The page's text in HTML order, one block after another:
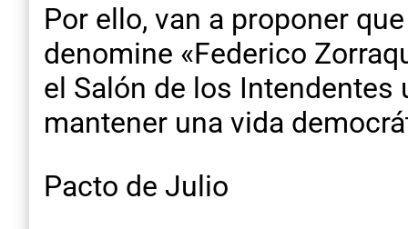
Por ello, van a proponer
denomine «Federico
el Salón de los
mantener una vida
Pacto de Julio